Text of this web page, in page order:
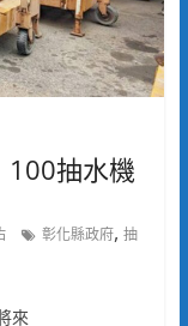
抽水機
彰化縣政府, 抽
來